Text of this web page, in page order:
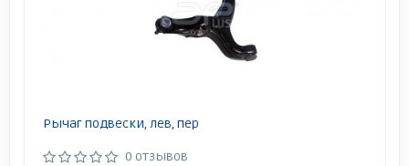
Рычаг подвески, лев, пер
0 отзывов